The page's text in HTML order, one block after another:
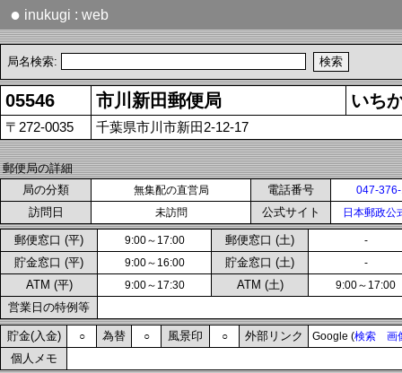
● inukugi : web
局名検索:
05546 市川新田郵便局 いち
〒272-0035 千葉県市川市新田2-12-17
郵便局の詳細
局の分類
無集配の直営局 電話番号 047-
訪問日 未訪問 公式サイト 日本郵政公
郵便窓口 (平) 9:00～17:00 郵便窓口 (土) -
貯金窓口 (平) 9:00～16:00 貯金窓口 (土) -
ATM (平) 9:00～17:30 ATM (土) 9:00～17:00
営業日の特例等
貯金(入金) ○ 為替 ○ 風景印 ○ 外部リンク Google (検索 画
個人メモ